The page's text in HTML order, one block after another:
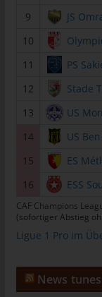
9
JS
10
11
PS
12
Stade
13
US
14
US
15
ES
16
ESS
CAF Champions
(sofortiger Abstieg
Ligue 1 Pro im
News
tunesienfussball.de
Uwe Wassenberg
Rue 2 Mars
4022 Akouda -
Telefon: +216 216
Cookies
Die Internetseiten
Textdateien,
Computersystem
Zahlreiche
ist eine eindeutige
Zeichenfolge,